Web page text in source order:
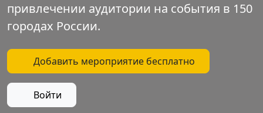
привлечении аудитории на события в 150
городах России.
Добавить мероприятие бесплатно
Войти